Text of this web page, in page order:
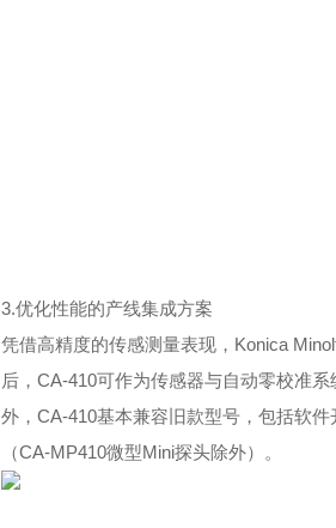
3.优化性能的产线集成方案
凭借高精度的传感测量表现，Konica
后，CA-410可作为传感器与自动零校准
外，CA-410基本兼容旧款型号，包括软
（CA-MP410微型Mini探头除外）。